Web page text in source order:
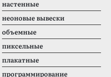
настенные
неоновые вывески
объемные
пиксельные
плакатные
программирование